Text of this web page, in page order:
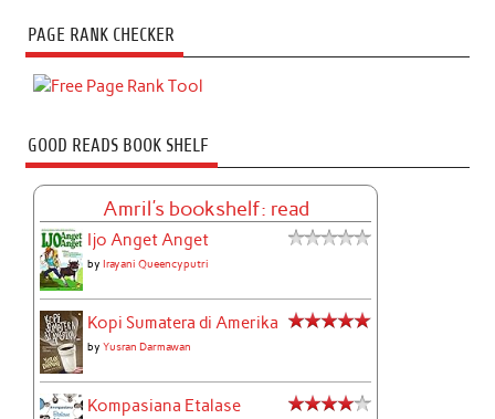
PAGE RANK CHECKER
GOOD READS BOOK SHELF
Amril's bookshelf: read
Ijo Anget Anget
byIrayani Queencyputri
Kopi Sumatera di Amerika
byYusran Darmawan
Kompasiana Etalase